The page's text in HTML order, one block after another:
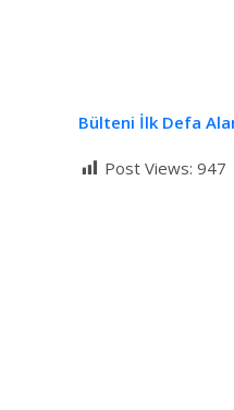
Bülteni İlk Defa
Post Views: 947